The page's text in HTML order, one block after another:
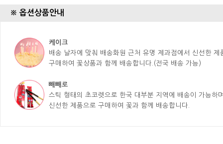
※ 옵션상품안내
케이크
배송 날자에 맞춰 배송화원 근처 유명 제과점에서 신선한 제
구매하여 꽃상품과 함께 배송합니다.(전국 배송 가능)
빼빼로
스틱 형태의 초코렛으로 한국 대부분 지역에 배송이 가능하
신선한 제품으로 구매하여 꽃과 함께 배송합니다.